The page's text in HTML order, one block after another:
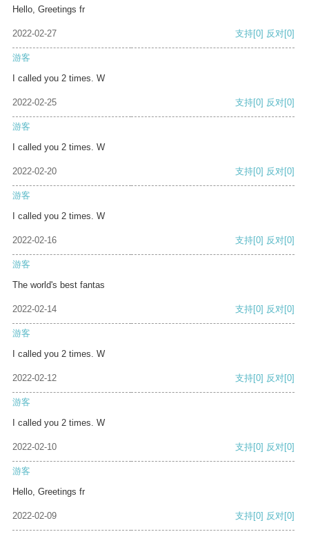
Hello, Greetings fr
2022-02-27 支持[0] 反对[0]
游客
I called you 2 times. W
2022-02-25 支持[0] 反对[0]
游客
I called you 2 times. W
2022-02-20 支持[0] 反对[0]
游客
I called you 2 times. W
2022-02-16 支持[0] 反对[0]
游客
The world's best fantas
2022-02-14 支持[0] 反对[0]
游客
I called you 2 times. W
2022-02-12 支持[0] 反对[0]
游客
I called you 2 times. W
2022-02-10 支持[0] 反对[0]
游客
Hello, Greetings fr
2022-02-09 支持[0] 反对[0]